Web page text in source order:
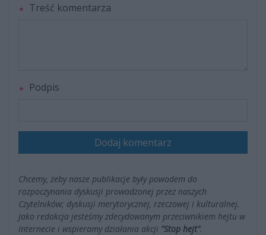
Treść komentarza
Podpis
Dodaj komentarz
Chcemy, żeby nasze publikacje były powodem do
rozpoczynania dyskusji prowadzonej przez naszych
Czytelników; dyskusji merytorycznej, rzeczowej i kulturalnej.
Jako redakcja jesteśmy zdecydowanym przeciwnikiem hejtu w
Internecie i wspieramy działania akcji "Stop hejt".